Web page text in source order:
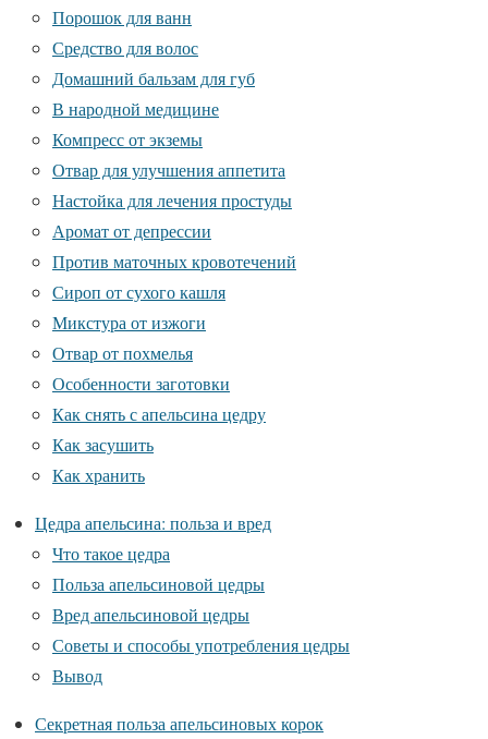
Порошок для ванн
Средство для волос
Домашний бальзам для губ
В народной медицине
Компресс от экземы
Отвар для улучшения аппетита
Настойка для лечения простуды
Аромат от депрессии
Против маточных кровотечений
Сироп от сухого кашля
Микстура от изжоги
Отвар от похмелья
Особенности заготовки
Как снять с апельсина цедру
Как засушить
Как хранить
Цедра апельсина: польза и вред
Что такое цедра
Польза апельсиновой цедры
Вред апельсиновой цедры
Советы и способы употребления цедры
Вывод
Секретная польза апельсиновых корок